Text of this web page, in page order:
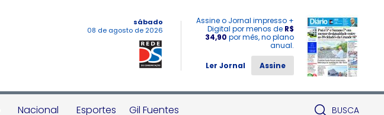
sábado
08 de agosto de 2026
Assine o Jornal impresso +
Digital por menos de R$
34,90 por mês, no plano
anual.
Ler Jornal
Assine
Nacional Esportes Gil Fuentes BUSCA